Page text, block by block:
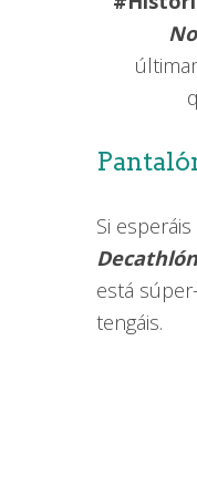
Si
Decathlón
está
tengáis.